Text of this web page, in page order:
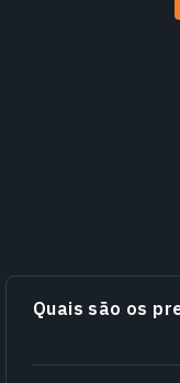
Quais são os